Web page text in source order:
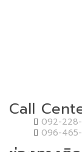
Call
092-
096-